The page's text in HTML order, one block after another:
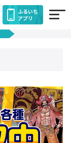
ふるいち
アプリ